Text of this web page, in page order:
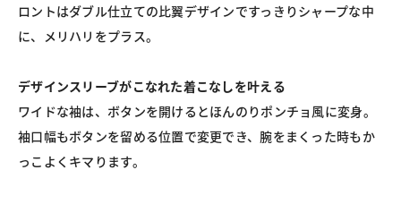
ロントはダブル仕立ての比翼デザインですっきりシャープな中
に、メリハリをプラス。
デザインスリーブがこなれた着こなしを叶える
ワイドな袖は、ボタンを開けるとほんのりポンチョ風に変身。
袖口幅もボタンを留める位置で変更でき、腕をまくった時もか
っこよくキマります。